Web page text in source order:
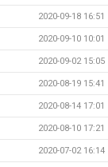
2020-09-18 16:51
2020-09-10 10:01
2020-09-02 15:05
2020-08-19 15:41
2020-08-14 17:01
2020-08-10 17:21
2020-07-02 16:14